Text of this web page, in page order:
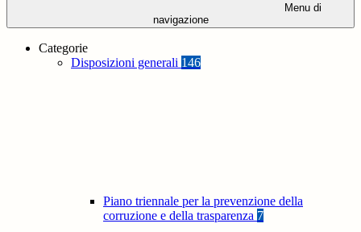
Menu di
navigazione
Categorie
Disposizioni generali 146
Piano triennale per la prevenzione della
corruzione e della trasparenza 7